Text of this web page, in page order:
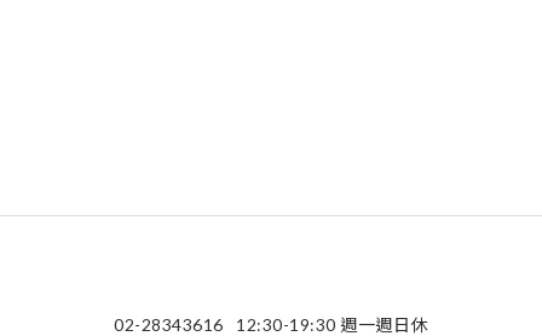
02-28343616 12:30-19:30 週一週日休